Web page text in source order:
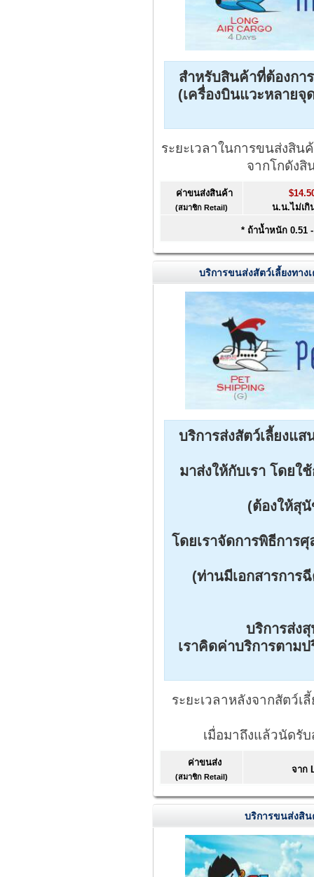
สำหรับสินค้าที่ต้องกา
(เครื่องบินแวะหลายจุ
ระยะเวลาในการขนส่งสิน
จากโกดังสิ
ค่าขนส่งสินค้า
(สมาชิก Retail)
น.น.ไม่เกิ
* ถ้าน้ำหนัก 0.51
บริการขนส่งสัตว์เลี้ยงทาง
บริการส่งสัตว์เลี้ยงแ
มาส่งให้กับเรา โดยใ
(ต้องให้สุ
โดยเราจัดการพิธีการ
(ท่านมีเอกสารการ
บริการส่ง
เราคิดค่าบริการตาม
ระยะเวลาหลังจากสัตว์
เมื่อมาถึงแล้วนัดรั
ค่าขนส่ง
(สมาชิก Retail)
จาก
บริการขนส่งสิน